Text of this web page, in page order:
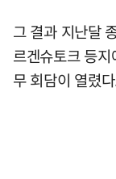
그 결과 지난달
르겐슈토크 등
무 회담이 열렸